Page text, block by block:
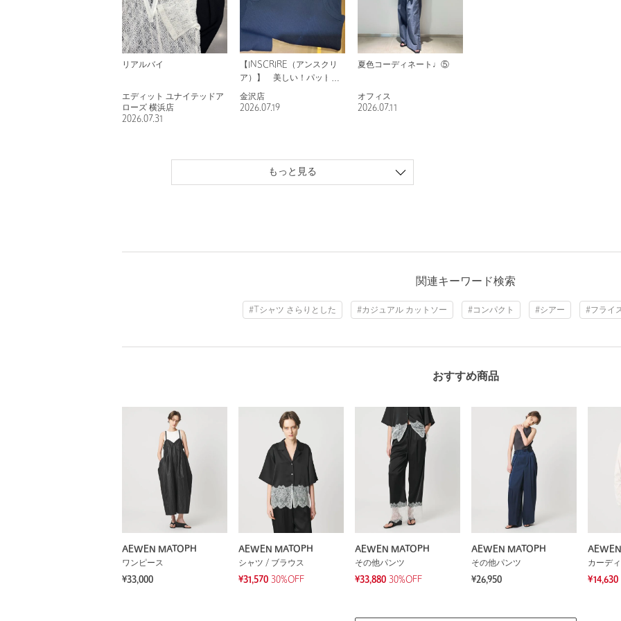
リアルバイ
エディット ユナイテッドア
ローズ 横浜店
2026.07.31
【INSCRIRE（アンスクリ
ア）】 美しい！パッド リ
ブ タンクトップ！
金沢店
2026.07.19
夏色コーディネート♩⑤
オフィス
2026.07.11
もっと見る
関連キーワード検索
#Tシャツ さらりとした #カジュアル カットソー #コンパクト #シアー #フライ
おすすめ商品
AEWEN MATOPH
ワンピース
¥33,000
AEWEN MATOPH
シャツ / ブラウス
¥31,570 30%OFF
AEWEN MATOPH
その他パンツ
¥33,880 30%OFF
AEWEN MATOPH
その他パンツ
¥26,950
カーデ
¥14,630